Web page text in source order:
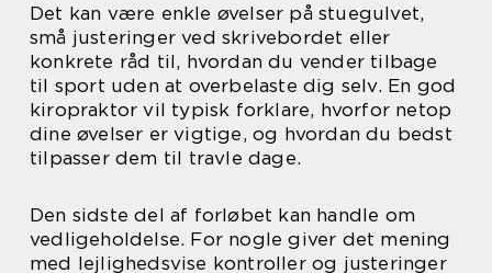
Det kan være enkle øvelser på stuegulvet,
små justeringer ved skrivebordet eller
konkrete råd til, hvordan du vender tilbage
til sport uden at overbelaste dig selv. En god
kiropraktor vil typisk forklare, hvorfor netop
dine øvelser er vigtige, og hvordan du bedst
tilpasser dem til travle dage.
Den sidste del af forløbet kan handle om
vedligeholdelse. For nogle giver det mening
med lejlighedsvise kontroller og justeringer